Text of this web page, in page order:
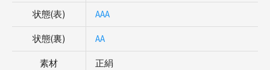
状態(表) AAA
状態(裏) AA
素材 正絹